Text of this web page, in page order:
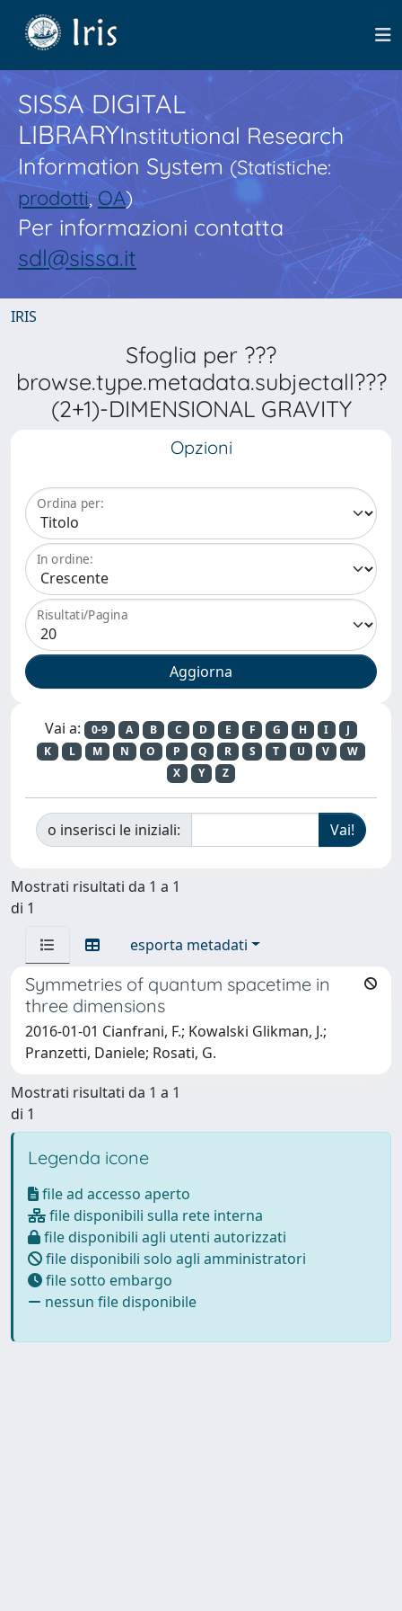
SISSA DIGITAL
LIBRARYInstitutional Research
Information System(Statistiche:
prodotti,OA)
Per informazioni contatta
sdl@sissa.it
IRIS
Sfoglia per ???
browse.type.metadata.subjectall???
(2+1)-DIMENSIONAL GRAVITY
Opzioni
Ordina per:
In ordine:
Risultati/Pagina
Vai a: 0-9 A B C D E F G H I
J
K
L M N O P Q R S T U V
W
X
Y Z
o inserisci le iniziali:
Mostrati risultati da 1 a 1
di 1
esporta metadati
Symmetries of quantum spacetime in
three dimensions
2016-01-01 Cianfrani, F.; Kowalski Glikman, J.;
Pranzetti, Daniele; Rosati, G.
Mostrati risultati da 1 a 1
di 1
Legenda icone
file ad accesso aperto
file disponibili sulla rete interna
file disponibili agli utenti autorizzati
file disponibili solo agli amministratori
file sotto embargo
nessun file disponibile